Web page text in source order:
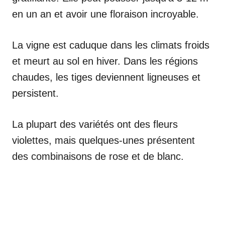
en un an et avoir une floraison incroyable.
La vigne est caduque dans les climats froids
et meurt au sol en hiver. Dans les régions
chaudes, les tiges deviennent ligneuses et
persistent.
La plupart des variétés ont des fleurs
violettes, mais quelques-unes présentent
des combinaisons de rose et de blanc.